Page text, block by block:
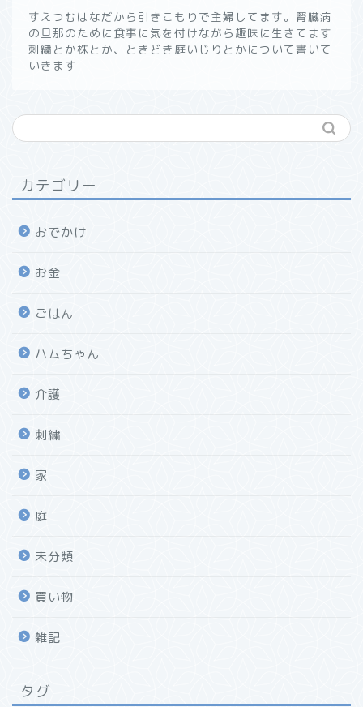
すえつむはなだから引きこもりで主婦してます。腎臓病
の旦那のために食事に気を付けながら趣味に生きてます
刺繍とか株とか、ときどき庭いじりとかについて書いて
いきます
カテゴリー
おでかけ
お金
ごはん
ハムちゃん
介護
刺繍
家
庭
未分類
買い物
雑記
タグ